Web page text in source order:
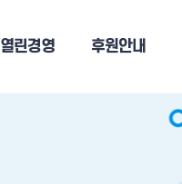
열린경영 후원안내